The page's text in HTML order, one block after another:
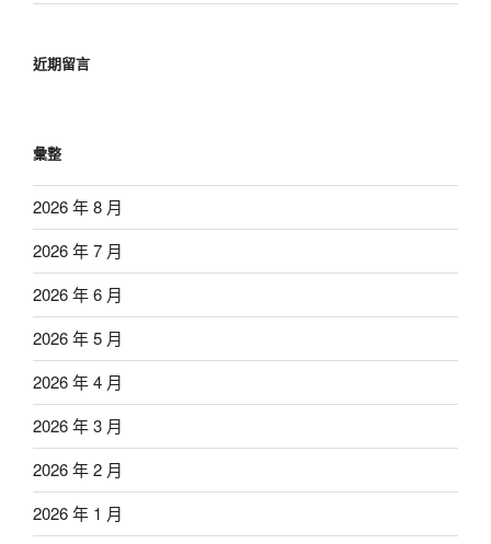
近期留言
彙整
2026 年 8 月
2026 年 7 月
2026 年 6 月
2026 年 5 月
2026 年 4 月
2026 年 3 月
2026 年 2 月
2026 年 1 月